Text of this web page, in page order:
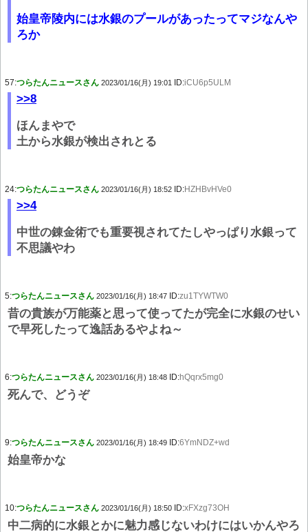
始皇帝陵内には水銀のプールがあったってマジなんや
ろか
57:つらたんニュースさん 2023/01/16(月) 19:01 ID:iCU6p5ULM
>>8
ほんまやで
土から水銀が検出されとる
24:つらたんニュースさん 2023/01/16(月) 18:52 ID:HZHBvHVe0
>>4
中世の錬金術でも重要視されてたしやっぱり水銀って
不思議やわ
5:つらたんニュースさん 2023/01/16(月) 18:47 ID:zu1TYWTW0
昔の貴族が万能薬と思って使ってたが完全に水銀のせい
で早死したって逸話あるやよね～
6:つらたんニュースさん 2023/01/16(月) 18:48 ID:hQqrx5mg0
死んで、どうぞ
9:つらたんニュースさん 2023/01/16(月) 18:49 ID:6YmNDZ+wd
始皇帝かな
10:つらたんニュースさん 2023/01/16(月) 18:50 ID:xFXzg73OH
中二病的に水銀とかに魅力感じないわけにはいかんやろ